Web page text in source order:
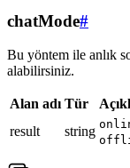
chatMode#
Bu yöntem ile anlık
alabilirsiniz.
Alan adı Tür
result
string